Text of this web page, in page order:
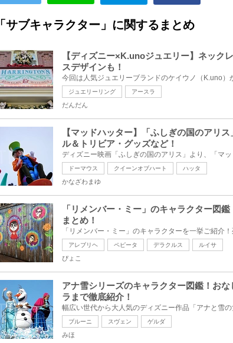
「サブキャラクター」に関するまとめ
【ディズニー×K.unoジュエリー】ネック
スデザインも！
ジュエリーリング アースラ
だんだん
【マッドハッター】「ふしぎの国のアリ
ル＆トリビア・グッズなど！
ドーマウス クイーンオブハート ハッタ
かなざわまゆ
「リメンバー・ミー」のキャラクター図
まとめ！
アレブリヘ ペピータ デラクルス ルイサ
ぴょこ
アナ雪シリーズのキャラクター図鑑！お
ラまで徹底紹介！
ブルーニ スヴェン ゲルダ
みほ